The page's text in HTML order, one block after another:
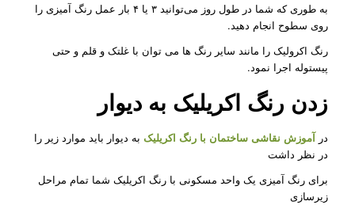
به طوری که شما در طول روز می‌توانید ۳ یا ۴ بار عمل رنگ آمیزی را
روی سطوح انجام دهید.
رنگ اکرولیک را مانند سایر رنگ ها می توان با غلتک و قلم و حتی
پیستوله اجرا نمود.
زدن رنگ اکریلیک به دیوار
درآموزش نقاشی ساختمان با رنگ اکریلیکبه دیوار باید موارد زیر را
در نظر داشت
برای رنگ آمیزی یک واحد مسکونی با رنگ اکریلیک شما تمام مراحل
زیرسازی